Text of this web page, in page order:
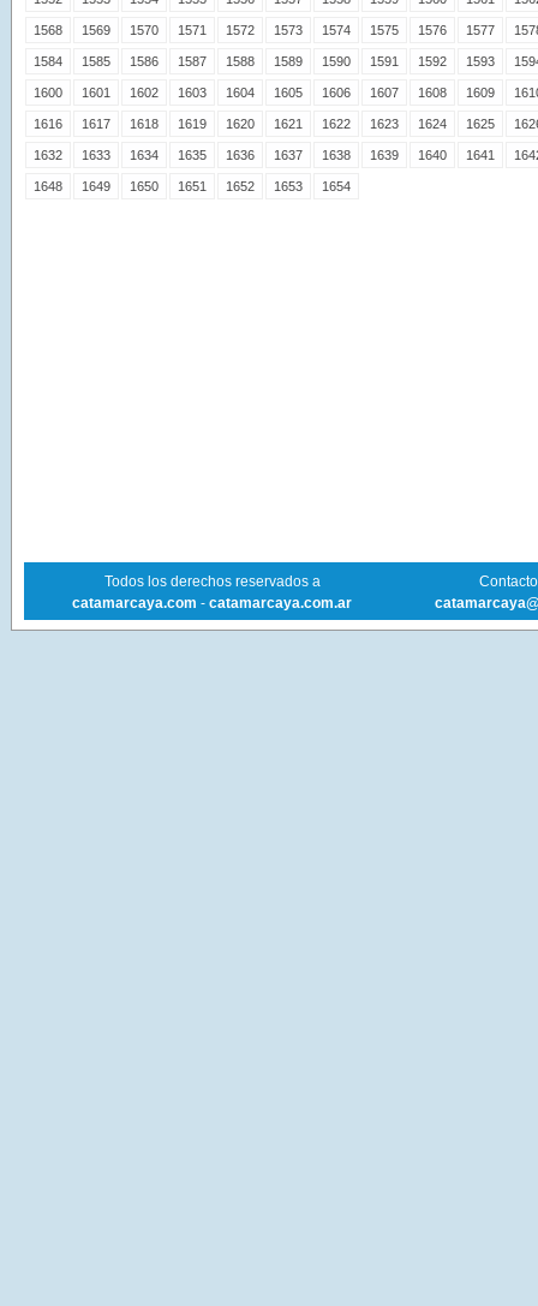
1568 1569 1570 1571 1572 1573 1574 1575 1576 1577
1584 1585 1586 1587 1588 1589 1590 1591 1592 1593
1600 1601 1602 1603 1604 1605 1606 1607 1608 1609
1616 1617 1618 1619 1620 1621 1622 1623 1624 1625
1632 1633 1634 1635 1636 1637 1638 1639 1640 1641
1648 1649 1650 1651 1652 1653 1654
Todos los derechos reservados a
catamarcaya.com - catamarcaya.com.ar